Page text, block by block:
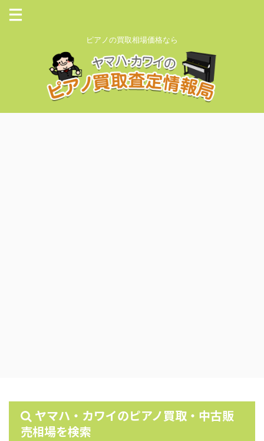
ピアノの買取相場価格なら
ヤマハ・カワイのピアノ買取・中古販
売相場を検索